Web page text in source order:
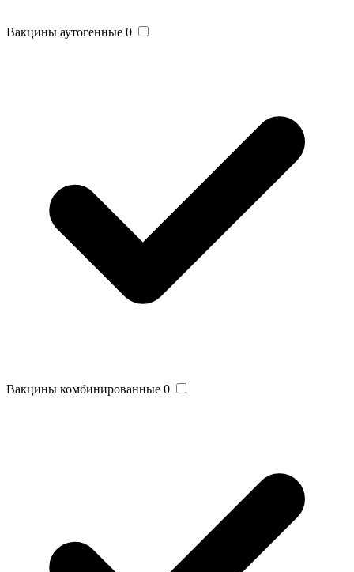
Вакцины аутогенные 0
Вакцины комбинированные 0